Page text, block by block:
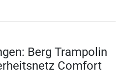
Berg Trampolin
Comfort